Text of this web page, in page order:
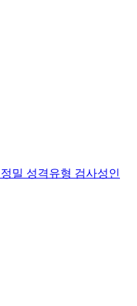
정밀 성격유형 검사성인